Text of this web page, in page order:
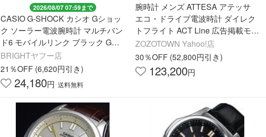
2026/08/07 07:59まで
CASIO G-SHOCK カシオ Gショッ
ク ソーラー電波腕時計 マルチバン
ド6 モバイルリンク ブラック GW-
BX5600-1JF 国内正規品
BRIGHTヤフー店
21％OFF (6,620円引き)
24,180円 送料無料
腕時計 メンズ ATTESA アテッサ
エコ・ドライブ電波時計 ダイレク
トフライト ACT Line 広告掲載モデ
ル メンズ
ZOZOTOWN Yahoo!店
30％OFF (52,800円引き)
123,200円